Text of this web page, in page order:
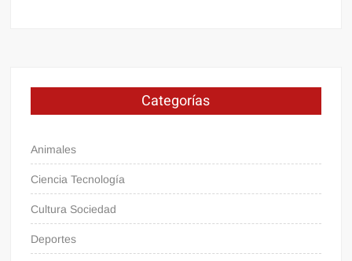
Categorías
Animales
Ciencia Tecnología
Cultura Sociedad
Deportes